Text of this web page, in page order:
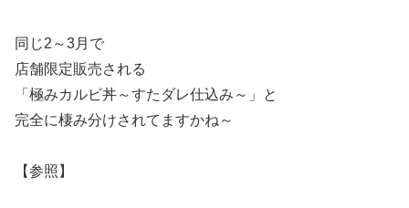
同じ2～3月で
店舗限定販売される
「極みカルビ丼～すたダレ仕込み～」と
完全に棲み分けされてますかね～
【参照】